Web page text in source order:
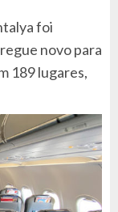
foi
novo para
189 lugares,